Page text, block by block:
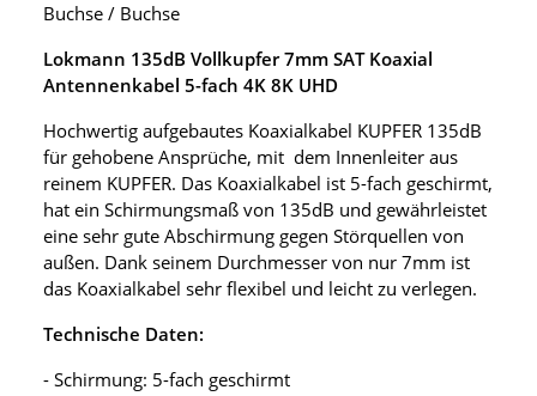
Buchse / Buchse
Lokmann 135dB Vollkupfer 7mm SAT Koaxial
Antennenkabel 5-fach 4K 8K UHD
Hochwertig aufgebautes Koaxialkabel KUPFER 135dB
für gehobene Ansprüche, mit dem Innenleiter aus
reinem KUPFER. Das Koaxialkabel ist 5-fach geschirmt,
hat ein Schirmungsmaß von 135dB und gewährleistet
eine sehr gute Abschirmung gegen Störquellen von
außen. Dank seinem Durchmesser von nur 7mm ist
das Koaxialkabel sehr flexibel und leicht zu verlegen.
Technische Daten:
- Schirmung: 5-fach geschirmt